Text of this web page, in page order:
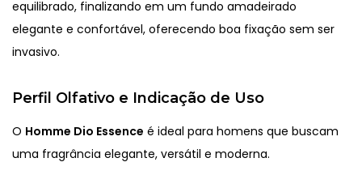
equilibrado, finalizando em um fundo amadeirado
elegante e confortável, oferecendo boa fixação sem ser
invasivo.
Perfil Olfativo e Indicação de Uso
O Homme Dio Essence é ideal para homens que buscam
uma fragrância elegante, versátil e moderna.